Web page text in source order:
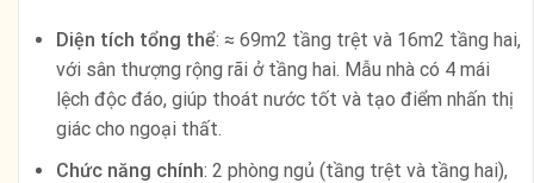
Diện tích tổng thể: ≈ 69m2 tầng trệt và 16m2 tầng hai,
với sân thượng rộng rãi ở tầng hai. Mẫu nhà có 4 mái
lệch độc đáo, giúp thoát nước tốt và tạo điểm nhấn thị
giác cho ngoại thất.
Chức năng chính: 2 phòng ngủ (tầng trệt và tầng hai),